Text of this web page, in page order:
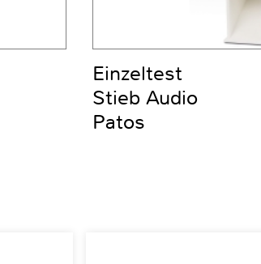
Einzeltest
Stieb Audio
Patos